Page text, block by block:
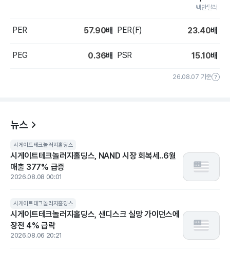
백만달러
PER 57.90배 PER(F) 23.40배
PEG 0.36배 PSR 15.10배
26.08.07 기준
뉴스
시게이트테크놀러지홀딩스
시게이트테크놀러지홀딩스, NAND 시장 회복세..6월
매출 377% 급증
2026.08.08 00:01
시게이트테크놀러지홀딩스
시게이트테크놀러지홀딩스, 샌디스크 실망 가이던스에
장전 4% 급락
2026.08.06 20:21